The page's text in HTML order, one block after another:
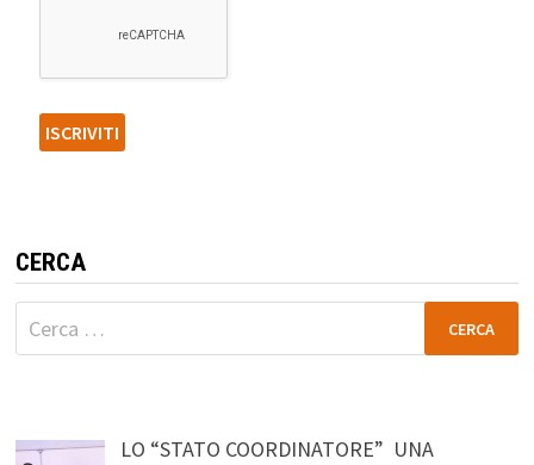
CERCA
Ricerca
per:
LO “STATO COORDINATORE” UNA